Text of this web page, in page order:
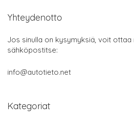
Yhteydenotto
Jos sinulla on kysymyksiä, voit ottaa
sähköpostitse:
info@autotieto.net
Kategoriat